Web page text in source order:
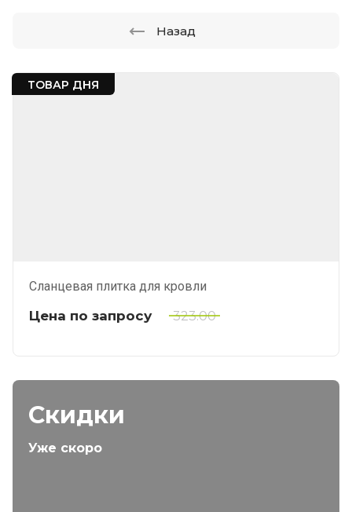
ТОВАР ДНЯ
Сланцевая плитка для кровли
323.00
Цена по запросу
Скидки
Уже скоро
Назад